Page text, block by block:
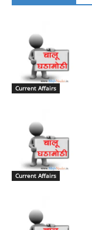
Current Affairs
Current Affairs